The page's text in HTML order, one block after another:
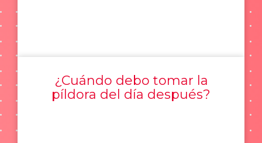
¿Cuándo debo tomar la
píldora del día después?